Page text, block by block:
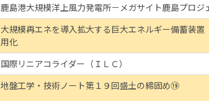
鹿島港大規模洋上風力発電所－メガサイト鹿島プロジ
大規模再エネを導入拡大する巨大エネルギー備蓄装置
用化
国際リニアコライダー（ＩＬＣ）
地盤工学・技術ノート第１９回盛土の締固め⑲